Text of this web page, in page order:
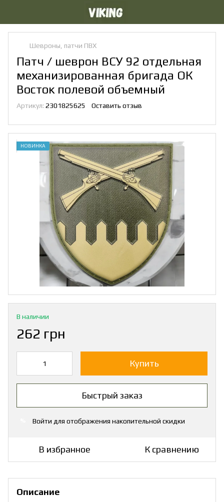
Шевроны, патчи ПВХ
Патч / шеврон ВСУ 92 отдельная
механизированная бригада ОК
Восток полевой объемный
Артикул: 2301825625 Оставить отзыв
НОВИНКА
В наличии
262 грн
Купить
Быстрый заказ
Войти для отображения накопительной скидки
В избранное К сравнению
Описание